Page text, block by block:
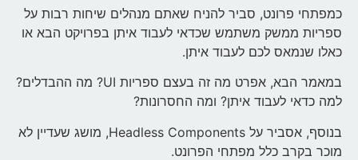
כמפתחי פרונט, סביר להניח שאתם מנהלים שיחות רבות על
ספריות ממשק משתמש שכדאי לעבוד איתן בפרויקט הבא או
כאלו שנמאס לכם לעבוד איתן.
במאמר הבא, אפרט מה זה בעצם ספריות UI? מה ההבדלים?
למה כדאי לעבוד איתן? ומה החסרונות?
בנוסף, אסביר על Headless Components, מושג שעדיין לא
מוכר בקרב כלל מפתחי הפרונט.